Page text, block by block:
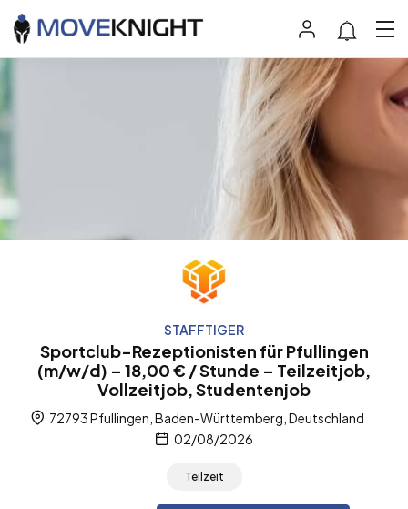
STAFFTIGER
Sportclub-Rezeptionisten für Pfullingen
(m/w/d) – 18,00 € / Stunde – Teilzeitjob,
Vollzeitjob, Studentenjob
72793 Pfullingen, Baden-Württemberg, Deutschland
02/08/2026
Teilzeit